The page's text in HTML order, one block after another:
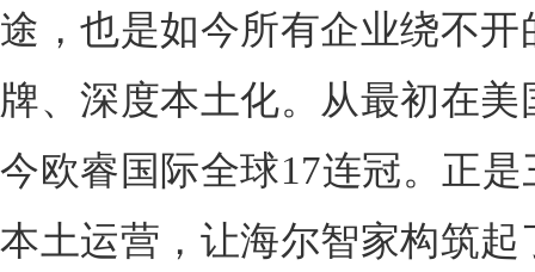
途，也是如今所有企业绕不
牌、深度本土化。从最初在
今欧睿国际全球17连冠。正
本土运营，让海尔智家构筑